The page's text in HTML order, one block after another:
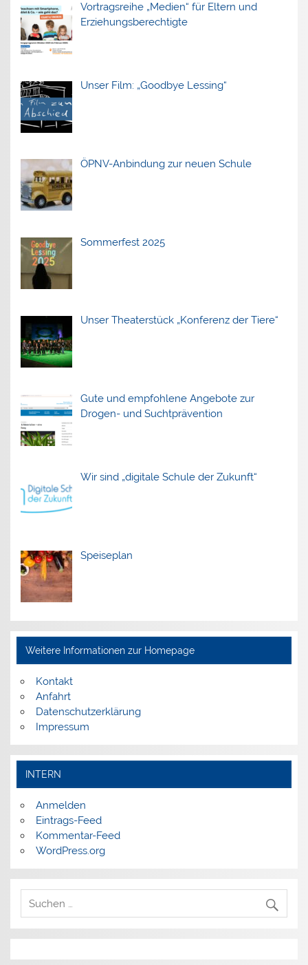
Vortragsreihe „Medien“ für Eltern und
Erziehungsberechtigte
Unser Film: „Goodbye Lessing“
ÖPNV-Anbindung zur neuen Schule
Sommerfest 2025
Unser Theaterstück „Konferenz der Tiere“
Gute und empfohlene Angebote zur
Drogen- und Suchtprävention
Wir sind „digitale Schule der Zukunft“
Speiseplan
Weitere Informationen zur Homepage
Kontakt
Anfahrt
Datenschutzerklärung
Impressum
INTERN
Anmelden
Eintrags-Feed
Kommentar-Feed
WordPress.org